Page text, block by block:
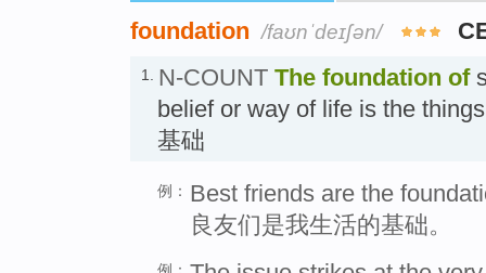
foundation /faʊnˈdeɪʃən/
1. N-COUNT The foundation of
belief or way of life is the
基础
例： Best friends are the
良友们是我生活的基础。